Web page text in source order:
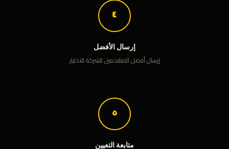
٤
إرسال الأفضل
إرسال أفضل المتقدمين للشركة للاختيار
٥
متابعة التعيين